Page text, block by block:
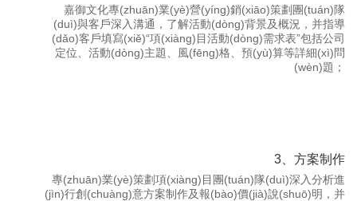
嘉御文化專(zhuān)業(yè)營(yíng)銷(xiāo)策劃團(tuán)隊
(duì)與客戶深入溝通，了解活動(dòng)背景及概況，并指導
(dǎo)客戶填寫(xiě)“項(xiàng)目活動(dòng)需求表”包括公司
定位、活動(dòng)主題、風(fēng)格、預(yù)算等詳細(xì)問
(wèn)題；
3、方案制作
專(zhuān)業(yè)策劃項(xiàng)目團(tuán)隊(duì)深入分析進
(jìn)行創(chuàng)意方案制作及報(bào)價(jià)說(shuō)明，并